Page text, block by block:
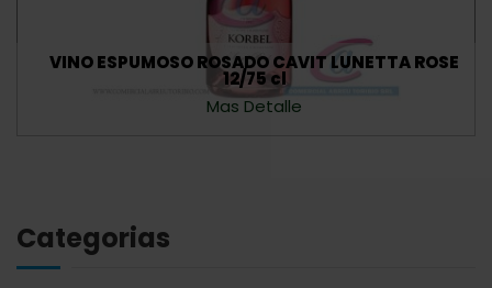
VINO ESPUMOSO ROSADO CAVIT LUNETTA ROSE
12/75 cl
Mas Detalle
Categorias